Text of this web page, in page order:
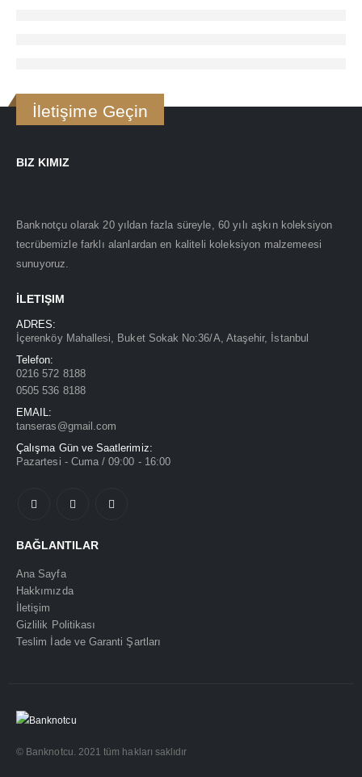
İletişime Geçin
BIZ KIMIZ
Banknotçu olarak 20 yıldan fazla süreyle, 60 yılı aşkın koleksiyon
tecrübemizle farklı alanlardan en kaliteli koleksiyon malzemeesi
sunuyoruz.
İLETIŞIM
ADRES:
İçerenköy Mahallesi, Buket Sokak No:36/A, Ataşehir, İstanbul
Telefon:
0216 572 8188
0505 536 8188
EMAIL:
tanseras@gmail.com
Çalışma Gün ve Saatlerimiz:
Pazartesi - Cuma / 09:00 - 16:00
BAĞLANTILAR
Ana Sayfa
Hakkımızda
İletişim
Gizlilik Politikası
Teslim İade ve Garanti Şartları
© Banknotcu. 2021 tüm hakları saklıdır